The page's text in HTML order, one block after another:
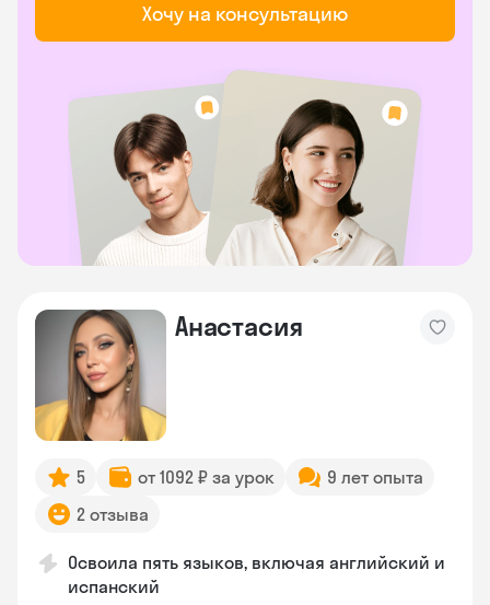
Хочу на консультацию
Анастасия
5 от 1092 ₽ за урок
9 лет опыта
2 отзыва
Освоила пять языков, включая английский и
испанский